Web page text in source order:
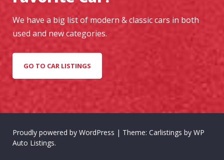
We have a big list of modern & classic cars in both
used and new categories.
GO TO CAR LISTINGS
Proudly powered by WordPress | Theme: Carlistings by WP
Auto Listings.